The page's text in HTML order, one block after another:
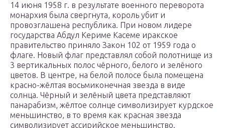
14 июня 1958 г. в результате военного переворота
монархия была свергнута, король убит и
провозглашена республика. При новом лидере
государства Абдул Кериме Касеме иракское
правительство приняло Закон 102 от 1959 года о
флаге. Новый флаг представлял собой полотнище из
3 вертикальных полос чёрного, белого и зелёного
цветов. В центре, на белой полосе была помещена
красно-жёлтая восьмиконечная звезда в виде
солнца. Чёрный и зелёный цвета представляют
панарабизм, жёлтое солнце символизирует курдское
меньшинство, в то время как красная звезда
символизирует ассирийское меньшинство.